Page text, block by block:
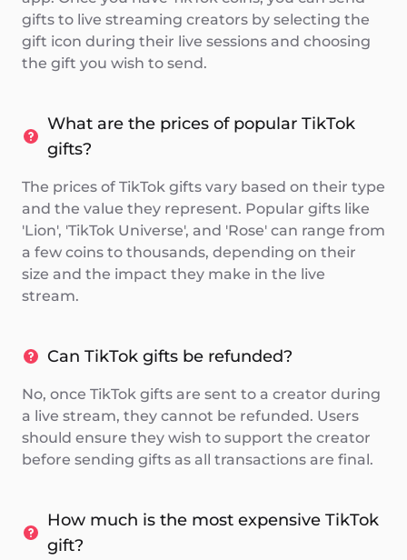
gifts to live streaming creators by selecting the
gift icon during their live sessions and choosing
the gift you wish to send.
What are the prices of popular TikTok
gifts?
The prices of TikTok gifts vary based on their type
and the value they represent. Popular gifts like
'Lion', 'TikTok Universe', and 'Rose' can range from
a few coins to thousands, depending on their
size and the impact they make in the live
stream.
Can TikTok gifts be refunded?
No, once TikTok gifts are sent to a creator during
a live stream, they cannot be refunded. Users
should ensure they wish to support the creator
before sending gifts as all transactions are final.
How much is the most expensive TikTok
gift?